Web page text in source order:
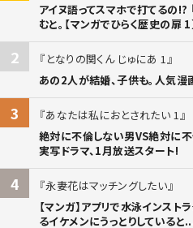
アイヌ語ってスマホで打てるの
むと。【マンガでひらく歴史の扉 1
2
となりの関くん じゅにあ 1
あの2人が結婚、子供も。人気漫
3
あなたは私におとされたい 1
絶対に不倫しない男VS絶対に不
実写ドラマ、1月放送スタート!
4
永妻花はマッチングしたい
【マンガ】アプリで水泳インス
るイケメンにうっとりしていると